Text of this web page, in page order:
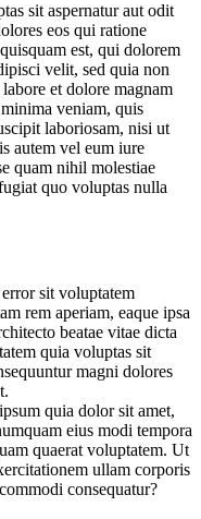
sit aspernatur aut odit
eos qui ratione
est, qui dolorem
velit, sed quia non
et dolore magnam
veniam, quis
laboriosam, nisi ut
autem vel eum iure
quam nihil molestiae
quo voluptas nulla
sit voluptatem
rem aperiam, eaque ipsa
beatae vitae dicta
quia voluptas sit
magni dolores
quia dolor sit amet,
eius modi tempora
quaerat voluptatem. Ut
ullam corporis
consequatur?